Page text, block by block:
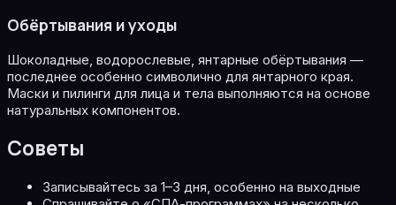
Обёртывания и уходы
Шоколадные, водорослевые, янтарные обёртывания —
последнее особенно символично для янтарного края.
Маски и пилинги для лица и тела выполняются на основе
натуральных компонентов.
Советы
Записывайтесь за 1–3 дня, особенно на выходные